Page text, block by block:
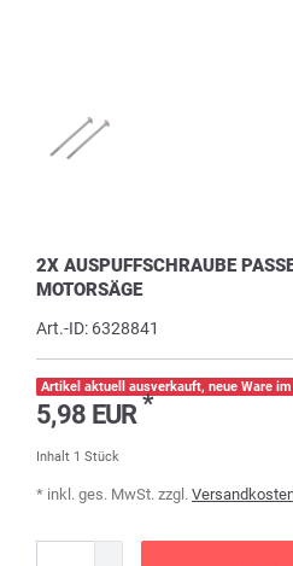
2X AUSPUFFSCHRAUBE
MOTORSÄGE
Art.-ID: 6328841
Artikel aktuell ausverkauft, neue Ware
5,98 EUR*
Inhalt 1 Stück
* inkl. ges. MwSt. zzgl.